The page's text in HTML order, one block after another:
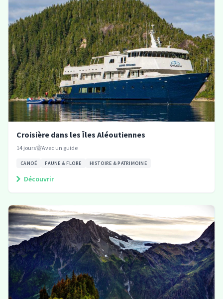
Croisière dans les Îles Aléoutiennes
14 jours Avec un guide
CANOÉ FAUNE & FLORE HISTOIRE & PATRIMOINE
Découvrir